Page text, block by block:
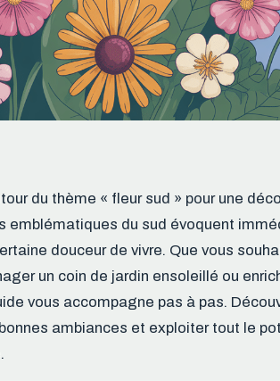
du thème « fleur sud » pour une
emblématiques du sud évoquent
douceur de vivre. Que vous
un coin de jardin ensoleillé ou
vous accompagne pas à pas.
ambiances et exploiter tout le